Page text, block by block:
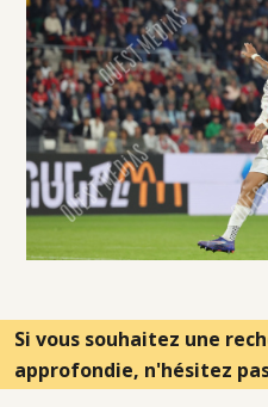
Si vous souhaitez une
approfondie, n'hésitez